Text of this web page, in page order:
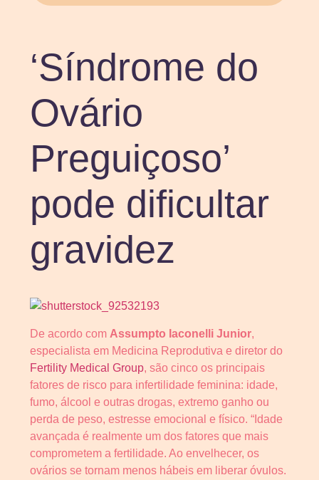
‘Síndrome do
Ovário
Preguiçoso’
pode dificultar
gravidez
De acordo com Assumpto Iaconelli Junior,
especialista em Medicina Reprodutiva e diretor do
Fertility Medical Group, são cinco os principais
fatores de risco para infertilidade feminina: idade,
fumo, álcool e outras drogas, extremo ganho ou
perda de peso, estresse emocional e físico. “Idade
avançada é realmente um dos fatores que mais
comprometem a fertilidade. Ao envelhecer, os
ovários se tornam menos hábeis em liberar óvulos.